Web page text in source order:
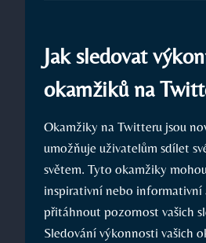
Jak sledovat
okamžiků na
Okamžiky na Twitteru jsou
umožňuje uživatelům sdílet
světem. Tyto okamžiky
inspirativní nebo informativní
přitáhnout pozornost vašich
Sledování výkonnosti vašich